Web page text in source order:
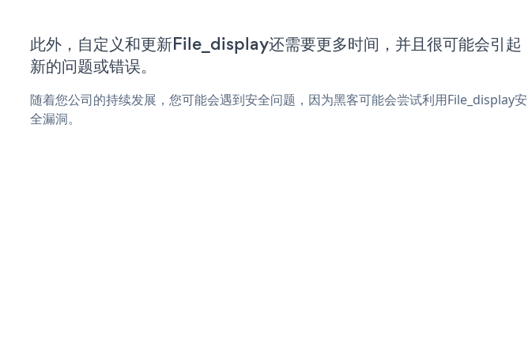
此外，自定义和更新File_display还需要更多时间，并且很可能会引起
新的问题或错误。
随着您公司的持续发展，您可能会遇到安全问题，因为黑客可能会尝试利用File_display安
全漏洞。